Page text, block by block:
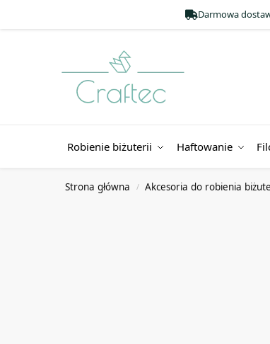
Darmowa
Robienie biżuterii Haftowanie
Strona główna / Akcesoria do robienia